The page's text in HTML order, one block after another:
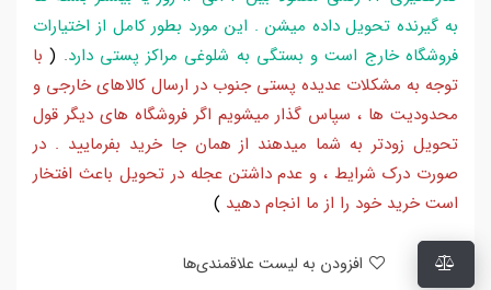
به گیرنده تحویل داده میشن . این مورد بطور کامل از اختیارات
فروشگاه خارج است و بستگی به شلوغی مراکز پستی دارد.
(با
توجه به مشکلات عدیده پستی جنوب در ارسال کالاهای خارجی و
محدودیت ها ، سپاس گذار میشویم اگر فروشگاه های دیگر قول
تحویل زودتر به شما میدهند از همان جا خرید بفرمایید . در
صورت درک شرایط ، و عدم داشتن عجله در تحویل باعث افتخار
است خرید خود را از ما انجام دهید )